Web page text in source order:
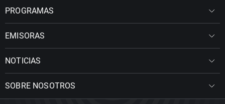
PROGRAMAS
EMISORAS
NOTICIAS
SOBRE NOSOTROS